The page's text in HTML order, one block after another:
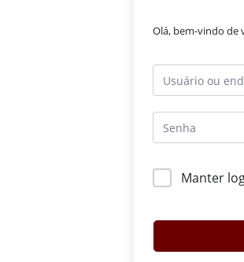
Olá, bem-vindo de
Manter